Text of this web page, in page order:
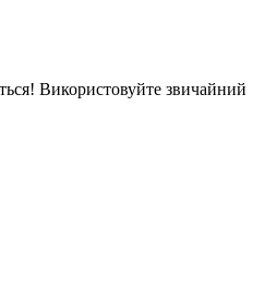
Використовуйте звичайний